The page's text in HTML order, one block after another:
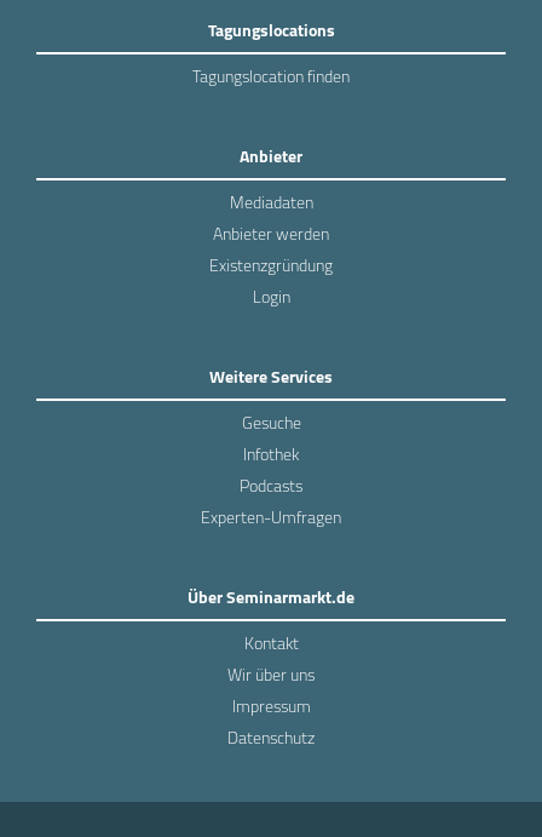
Tagungslocations
Tagungslocation finden
Anbieter
Mediadaten
Anbieter werden
Existenzgründung
Login
Weitere Services
Gesuche
Infothek
Podcasts
Experten-Umfragen
Über Seminarmarkt.de
Kontakt
Wir über uns
Impressum
Datenschutz